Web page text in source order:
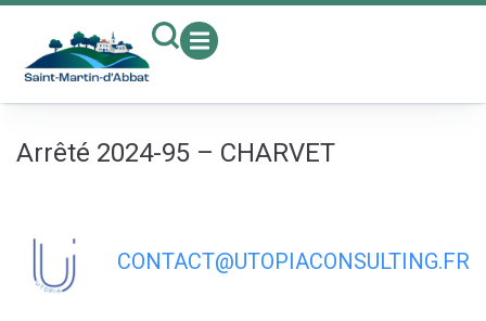
Arrêté 2024-95 – CHARVET
CONTACT@UTOPIACONSULTING.FR